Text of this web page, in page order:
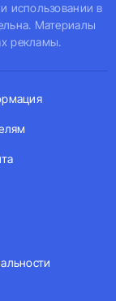
использовании в
Материалы
рекламы.